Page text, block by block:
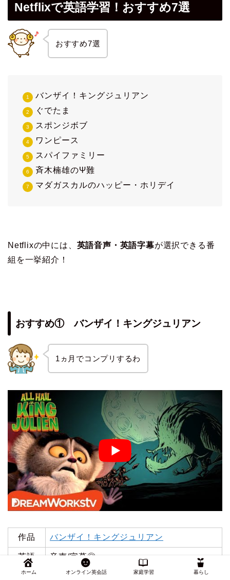
Netflixで英語学習！おすすめ7選
おすすめ7選
バンザイ！キングジュリアン
ぐでたま
スポンジボブ
ワンピース
スパイファミリー
斉木楠雄のΨ難
マダガスカルのハッピー・ホリデイ
Netflixの中には、 英語音声・英語字幕が選択できる番
組を一挙紹介！
おすすめ① バンザイ！キングジュリアン
1ヵ月でコンプリするわ
作品 バンザイ！キングジュリアン
英語 音声/字幕◎
23分/回
ホーム オンライン英会話 家庭学習 暮らし